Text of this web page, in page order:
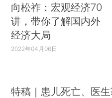
向松祚：宏观经济70
讲，带你了解国内外
经济大局
2022年04月06日
特稿｜患儿死亡、医